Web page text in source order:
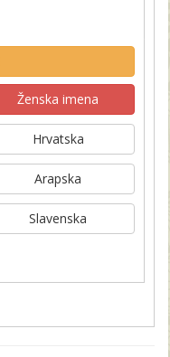
Ženska imena
Hrvatska
Arapska
Slavenska